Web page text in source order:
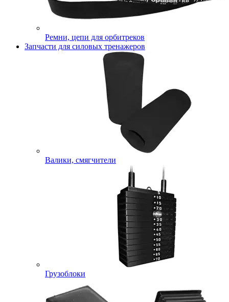
Ремни, цепи для орбитреков
Запчасти для силовых тренажеров
Валики, смягчители
Грузоблоки